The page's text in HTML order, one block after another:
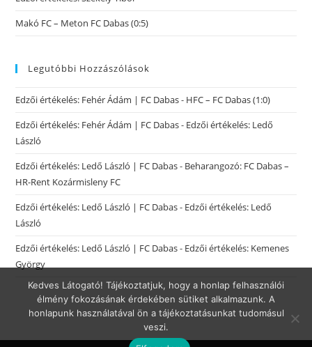
Makó FC – Meton FC Dabas (0:5)
Legutóbbi Hozzászólások
Edzői értékelés: Fehér Ádám | FC Dabas- HFC – FC Dabas (1:0)
Edzői értékelés: Fehér Ádám | FC Dabas- Edzői értékelés: Ledő
László
Edzői értékelés: Ledő László | FC Dabas- Beharangozó: FC Dabas –
HR-Rent Kozármisleny FC
Edzői értékelés: Ledő László | FC Dabas- Edzői értékelés: Ledő
László
Edzői értékelés: Ledő László | FC Dabas- Edzői értékelés: Kemenes
György
Kedves Látogató! Tájékoztatjuk, hogy a honlap felhasználói
élmény fokozásának érdekében sütiket alkalmazunk. A
honlapunk használatával ön a tájékoztatásunkat tudomásul
veszi.